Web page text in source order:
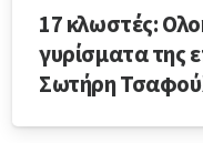
17 κλωστές:
γυρίσματα της
Σωτήρη